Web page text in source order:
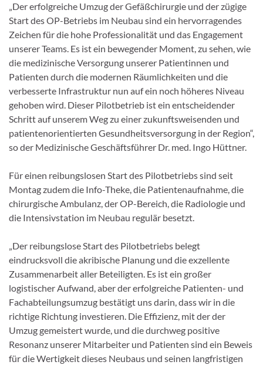
„Der erfolgreiche Umzug der Gefäßchirurgie und der zügige
Start des OP-Betriebs im Neubau sind ein hervorragendes
Zeichen für die hohe Professionalität und das Engagement
unserer Teams. Es ist ein bewegender Moment, zu sehen, wie
die medizinische Versorgung unserer Patientinnen und
Patienten durch die modernen Räumlichkeiten und die
verbesserte Infrastruktur nun auf ein noch höheres Niveau
gehoben wird. Dieser Pilotbetrieb ist ein entscheidender
Schritt auf unserem Weg zu einer zukunftsweisenden und
patientenorientierten Gesundheitsversorgung in der Region“,
so der Medizinische Geschäftsführer Dr. med. Ingo Hüttner.
Für einen reibungslosen Start des Pilotbetriebs sind seit
Montag zudem die Info-Theke, die Patientenaufnahme, die
chirurgische Ambulanz, der OP-Bereich, die Radiologie und
die Intensivstation im Neubau regulär besetzt.
„Der reibungslose Start des Pilotbetriebs belegt
eindrucksvoll die akribische Planung und die exzellente
Zusammenarbeit aller Beteiligten. Es ist ein großer
logistischer Aufwand, aber der erfolgreiche Patienten- und
Fachabteilungsumzug bestätigt uns darin, dass wir in die
richtige Richtung investieren. Die Effizienz, mit der der
Umzug gemeistert wurde, und die durchweg positive
Resonanz unserer Mitarbeiter und Patienten sind ein Beweis
für die Wertigkeit dieses Neubaus und seinen langfristigen